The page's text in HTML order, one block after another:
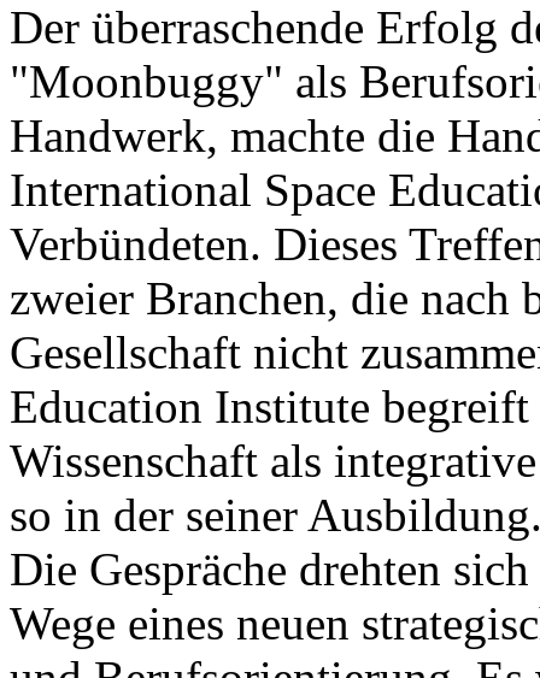
Der überraschende Erfolg
"Moonbuggy" als
Handwerk, machte die
International Space
Verbündeten. Dieses
zweier Branchen, die nach
Gesellschaft nicht
Education Institute
Wissenschaft als
so in der seiner
Die Gespräche drehten
Wege eines neuen